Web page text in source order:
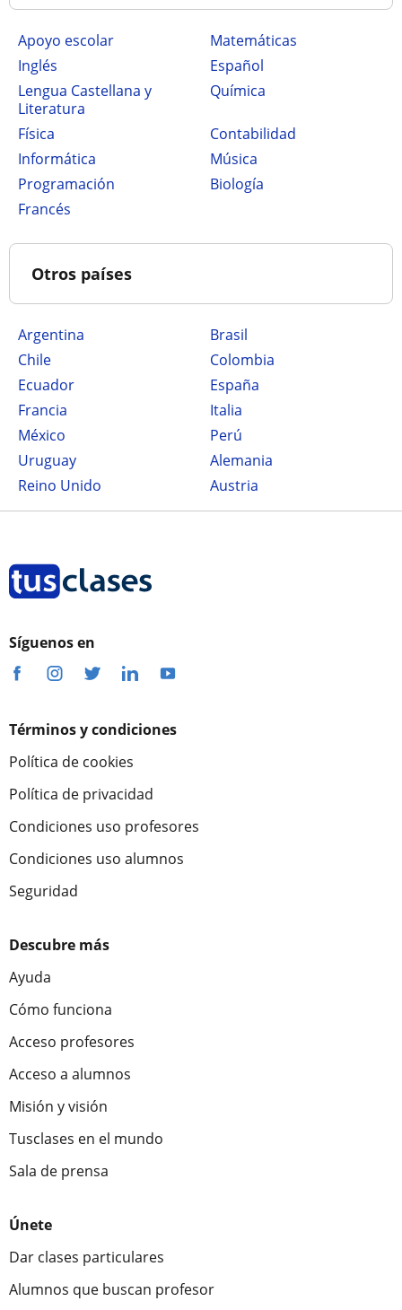
Apoyo escolar
Matemáticas
Inglés
Español
Lengua Castellana y
Literatura
Química
Física
Contabilidad
Informática
Música
Programación
Biología
Francés
Otros países
Argentina
Brasil
Chile
Colombia
Ecuador
España
Francia
Italia
México
Perú
Uruguay
Alemania
Reino Unido
Austria
Síguenos en
Términos y condiciones
Política de cookies
Política de privacidad
Condiciones uso profesores
Condiciones uso alumnos
Seguridad
Descubre más
Ayuda
Cómo funciona
Acceso profesores
Acceso a alumnos
Misión y visión
Tusclases en el mundo
Sala de prensa
Únete
Dar clases particulares
Alumnos que buscan profesor